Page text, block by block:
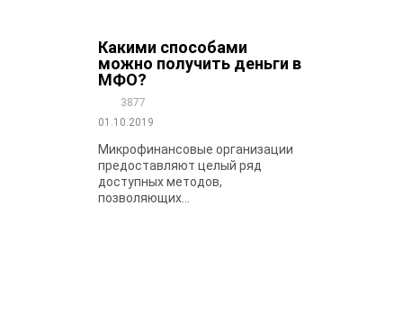
Какими способами
можно получить деньги в
МФО?
3877
01.10.2019
Микрофинансовые организации
предоставляют целый ряд
доступных методов,
позволяющих...